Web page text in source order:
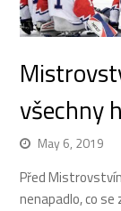
všechny
May 6, 2019
Před
nenapadlo, co se